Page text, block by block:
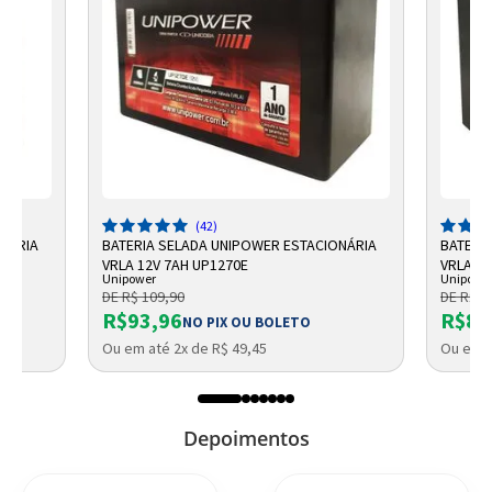
(42)
BATERIA SELADA UNIPOWER ESTACIONÁRIA
VRLA 12V 7AH UP1270E
Unipower
DE R$ 109,90
R$93,96NO PIX OU BOLETO
Ou em até 2x de R$ 49,45
VRLA
DE R$
Ou em
Depoimentos